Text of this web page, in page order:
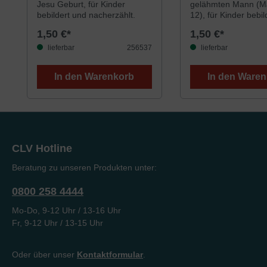
Jesu Geburt, für Kinder
bebildert und nacherzählt.
1,50 €*
lieferbar 256537
In den Warenkorb
gelähmten Mann
12), für Kinder
1,50 €*
lieferbar
In den
CLV Hotline
Beratung zu unseren Produkten unter:
0800 258 4444
Mo-Do, 9-12 Uhr / 13-16 Uhr
Fr, 9-12 Uhr / 13-15 Uhr
Oder über unser Kontaktformular.